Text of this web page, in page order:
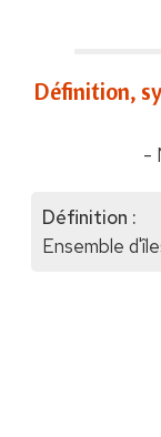
Définition,
-
Définition :
Ensemble